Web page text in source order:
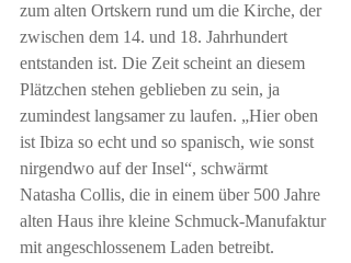
zum alten Ortskern rund um die Kirche, der
zwischen dem 14. und 18. Jahrhundert
entstanden ist. Die Zeit scheint an diesem
Plätzchen stehen geblieben zu sein, ja
zumindest langsamer zu laufen. „Hier oben
ist Ibiza so echt und so spanisch, wie sonst
nirgendwo auf der Insel“, schwärmt
Natasha Collis, die in einem über 500 Jahre
alten Haus ihre kleine Schmuck-Manufaktur
mit angeschlossenem Laden betreibt.